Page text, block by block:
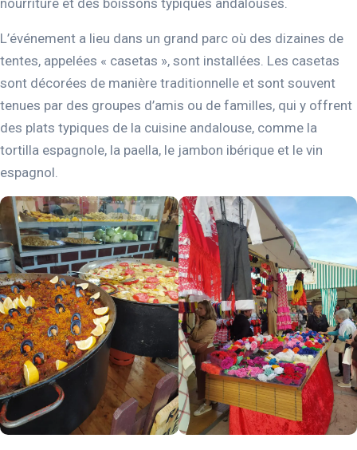
L’événement a lieu dans un grand parc où des dizaines de
tentes, appelées « casetas », sont installées. Les casetas
sont décorées de manière traditionnelle et sont souvent
tenues par des groupes d’amis ou de familles, qui y offrent
des plats typiques de la cuisine andalouse, comme la
tortilla espagnole, la paella, le jambon ibérique et le vin
espagnol.